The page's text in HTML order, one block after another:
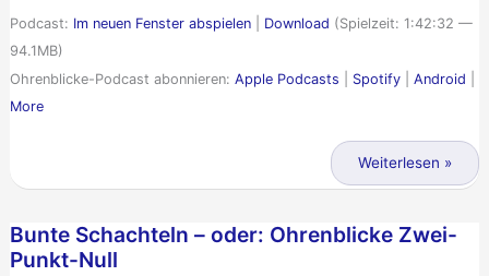
und
die
Liebe
zu
Podcast: Im neuen Fenster abspielen| Download (Spielzeit: 1:42:32 —
94.1MB)
Ohrenblicke-Podcast abonnieren: Apple Podcasts Spotify| Android
More
Näher
an
Welt
Weiterlesen »
Bunte Schachteln – oder: Ohrenblicke Zwei-
Punkt-Null